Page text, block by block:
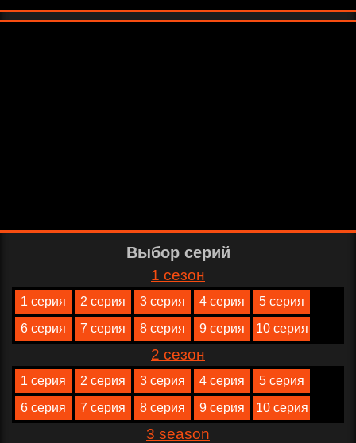
Выбор серий
1 сезон
1 серия 2 серия 3 серия 4 серия
5 серия
6 серия
7 серия 8 серия 9 серия 10 серия
2 сезон
1 серия 2 серия 3 серия 4 серия
5 серия
6 серия
7 серия 8 серия 9 серия 10 серия
3 season